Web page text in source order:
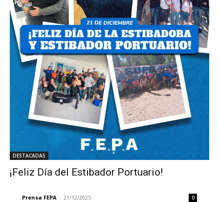
DESTACADAS
¡Feliz Día del Estibador Portuario!
Prensa FEPA - 21/12/2025 0